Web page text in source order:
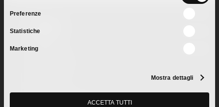
consenso
Preferenze
Statistiche
Marketing
Mostra dettagli
ACCETTA TUTTI
Pagine
Retail GDO
Professional Cleaning